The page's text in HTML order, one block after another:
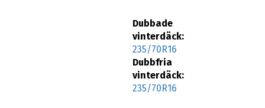
Dubbade
vinterdäck:
235/70R16
Dubbfria
vinterdäck:
235/70R16